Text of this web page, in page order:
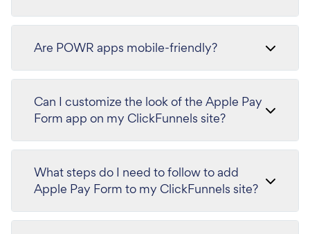
Are POWR apps mobile-friendly?
Can I customize the look of the Apple Pay
Form app on my ClickFunnels site?
What steps do I need to follow to add
Apple Pay Form to my ClickFunnels site?